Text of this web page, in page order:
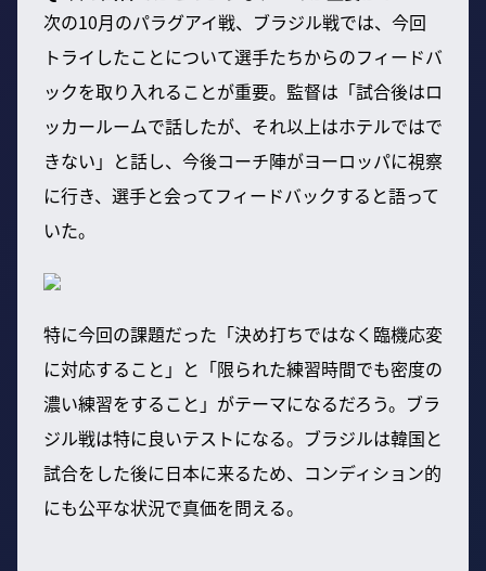
次の10月のパラグアイ戦、ブラジル戦では、今回
トライしたことについて選手たちからのフィードバ
ックを取り入れることが重要。監督は「試合後はロ
ッカールームで話したが、それ以上はホテルではで
きない」と話し、今後コーチ陣がヨーロッパに視察
に行き、選手と会ってフィードバックすると語って
いた。
特に今回の課題だった「決め打ちではなく臨機応変
に対応すること」と「限られた練習時間でも密度の
濃い練習をすること」がテーマになるだろう。ブラ
ジル戦は特に良いテストになる。ブラジルは韓国と
試合をした後に日本に来るため、コンディション的
にも公平な状況で真価を問える。